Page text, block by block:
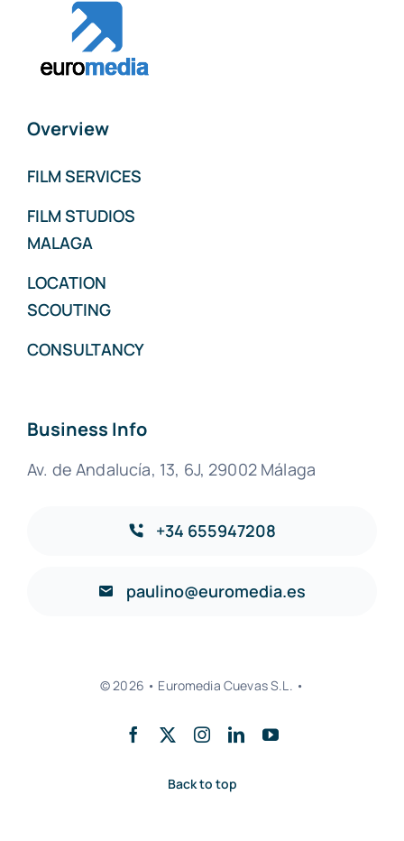
Overview
FILM SERVICES
FILM STUDIOS
MALAGA
LOCATION
SCOUTING
CONSULTANCY
Business Info
Av. de Andalucía, 13, 6J, 29002 Málaga
+34 655947208
paulino@euromedia.es
© 2026 • Euromedia Cuevas S.L. •
Back to top